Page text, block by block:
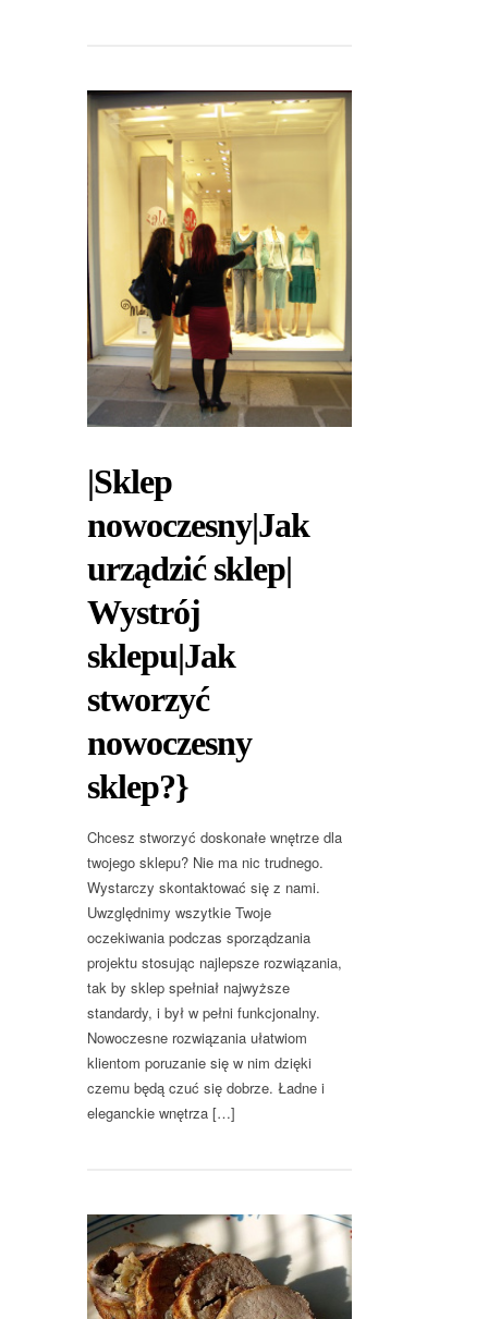
|Sklep
nowoczesny|Jak
urządzić sklep|
Wystrój
sklepu|Jak
stworzyć
nowoczesny
sklep?}
Chcesz stworzyć doskonałe wnętrze dla
twojego sklepu? Nie ma nic trudnego.
Wystarczy skontaktować się z nami.
Uwzględnimy wszytkie Twoje
oczekiwania podczas sporządzania
projektu stosując najlepsze rozwiązania,
tak by sklep spełniał najwyższe
standardy, i był w pełni funkcjonalny.
Nowoczesne rozwiązania ułatwiom
klientom poruzanie się w nim dzięki
czemu będą czuć się dobrze. Ładne i
eleganckie wnętrza […]